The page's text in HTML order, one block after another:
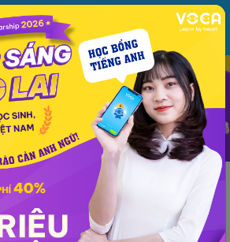
ĐĂNG NHẬP
Mẫu câu Học phát âm Luyện viết
tiếng Anh Lớp 10 Lớp 11
Tiếng Anh Lớp 12 -
Anh Lớp 12 - THPT, Quốc Gia